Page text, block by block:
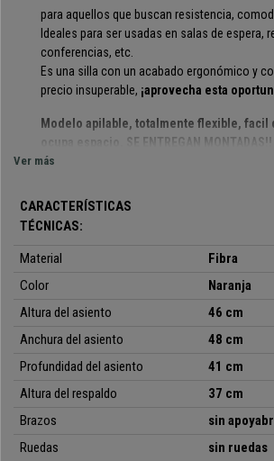
para aquellos que buscan resistencia,
Ideales para ser usadas en salas de espera,
conferencias, etc.
Es una silla con un acabado ergonómico y
precio insuperable, ¡aprovecha esta
Modelo apilable, totalmente flexible, facil
ocupa espacio. SE ENTREGAN MONTADAS!!
clientes o invitados un asiento confortable y
estructura está construida en marco de acero
negro.
Se trata de un modelo muy práctico y
Ademásestá disponible en varios colores
que mejor se adapte a tus necesidades y
• Modelo apilable
Ver más
CARACTERÍSTICAS
TÉCNICAS:
Material
Fibra
Color
Naranja
Altura del asiento
46 cm
Anchura del asiento
48 cm
Profundidad del asiento
41 cm
Altura del respaldo
37 cm
Brazos
sin
Ruedas
sin ruedas